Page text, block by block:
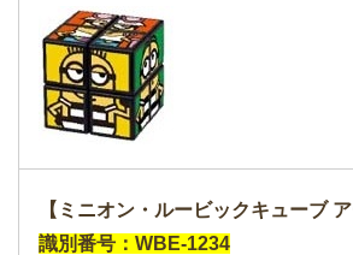
【ミニオン・ルービックキューブ
識別番号：WBE-1234